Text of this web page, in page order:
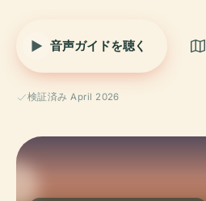
音声ガイドを聴く
検証済み April 2026